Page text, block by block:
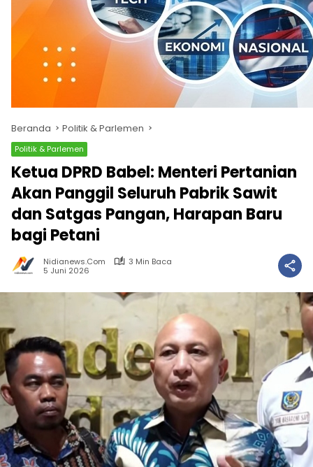
Beranda Politik & Parlemen
Politik & Parlemen
Ketua DPRD Babel: Menteri Pertanian
Akan Panggil Seluruh Pabrik Sawit
dan Satgas Pangan, Harapan Baru
bagi Petani
Nidianews.com
3 Min Baca
5 Juni 2026